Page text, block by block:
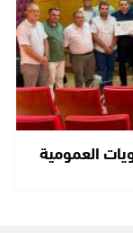
العمومية